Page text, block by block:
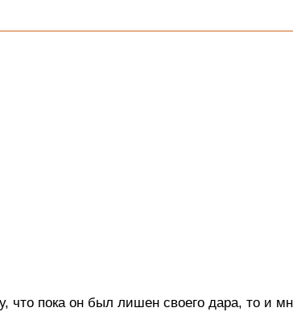
что пока он был лишен своего дара, то и